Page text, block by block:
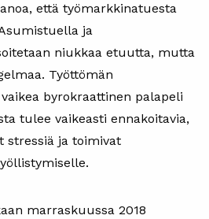
että työmarkkinatuesta
ja
niukkaa etuutta, mutta
Työttömän
byrokraattinen palapeli
tulee vaikeasti ennakoitavia,
stressiä ja toimivat
marraskuussa 2018